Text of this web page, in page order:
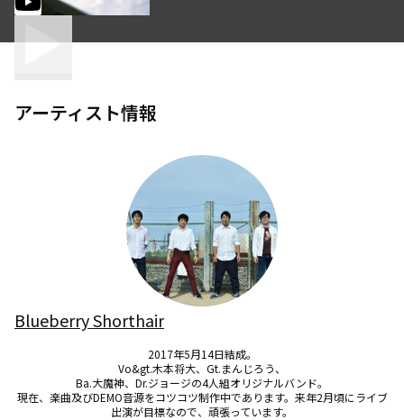
アーティスト情報
Blueberry Shorthair
2017年5月14日結成。
Vo&gt.木本将大、Gt.まんじろう、
Ba.大魔神、Dr.ジョージの4人組オリジナルバンド。
現在、楽曲及びDEMO音源をコツコツ制作中であります。来年2月頃にライブ
出演が目標なので、頑張っています。